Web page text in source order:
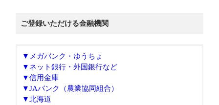
ご登録いただける金融機関
▼メガバンク・ゆうちょ
▼ネット銀行・外国銀行など
▼信用金庫
▼JAバンク（農業協同組合）
▼北海道